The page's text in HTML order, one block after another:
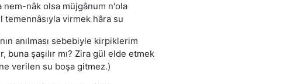
nem-nâk olsa müjgânum n'ola
temennâsıyla virmek hâra su
anılması sebebiyle kirpiklerim
buna şaşılır mı? Zira gül elde etmek
verilen su boşa gitmez.)